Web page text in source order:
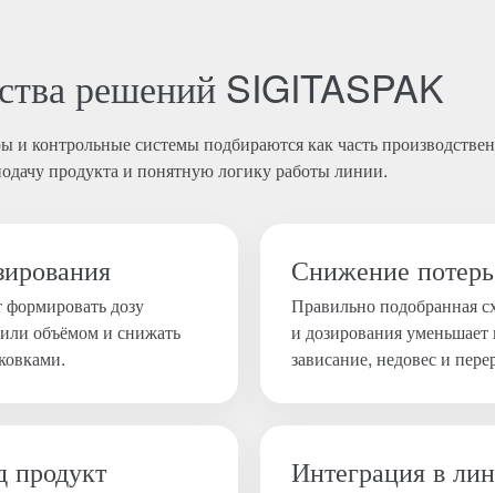
решений SIGITASPAK
и контрольные системы подбираются как часть
продукта и понятную логику работы линии.
дозу
объёмом и снижать
Снижение
Правильно подобранная
и дозирования
зависание, недовес и
продукт Интеграция в